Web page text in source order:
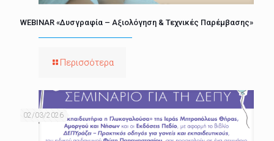
WEBINAR «Δυσγραφία – Αξιολόγηση & Τεχνικές Παρέμβασης»
Περισσότερα
02/03/2026